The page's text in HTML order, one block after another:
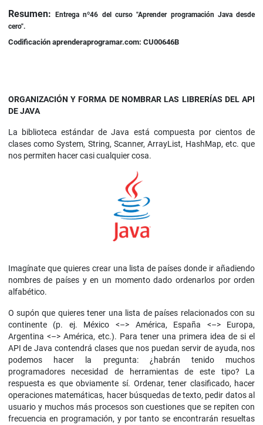
Resumen:
Entrega nº46 del curso "Aprender programación Java desde
cero".
Codificación aprenderaprogramar.com: CU00646B
ORGANIZACIÓN Y FORMA DE NOMBRAR LAS LIBRERÍAS DEL API
DE JAVA
La biblioteca estándar de Java está compuesta por cientos de
clases como System, String, Scanner, ArrayList, HashMap, etc. que
nos permiten hacer casi cualquier cosa.
Imagínate que quieres crear una lista de países donde ir añadiendo
nombres de países y en un momento dado ordenarlos por orden
alfabético.
O supón que quieres tener una lista de países relacionados con su
continente (p. ej. México <–> América, España <–> Europa,
Argentina <–> América, etc.). Para tener una primera idea de si el
API de Java contendrá clases que nos puedan servir de ayuda, nos
podemos hacer la pregunta: ¿habrán tenido muchos
programadores necesidad de herramientas de este tipo? La
respuesta es que obviamente sí. Ordenar, tener clasificado, hacer
operaciones matemáticas, hacer búsquedas de texto, pedir datos al
usuario y muchos más procesos son cuestiones que se repiten con
frecuencia en programación, y por tanto se encontrarán resueltas